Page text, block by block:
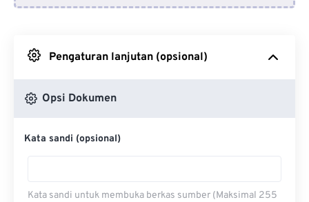
Pengaturan lanjutan (opsional)
Opsi Dokumen
Kata sandi (opsional)
Kata sandi untuk membuka berkas sumber (Maksimal 255